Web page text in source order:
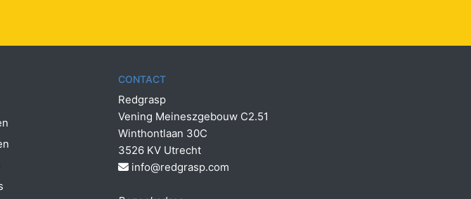
CONTACT
Redgrasp
Vening Meineszgebouw C2.51
Winthontlaan 30C
3526 KV Utrecht
info@redgrasp.com